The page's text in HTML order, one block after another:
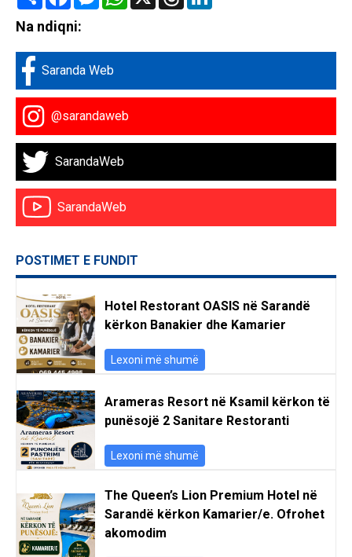
Na ndiqni:
Saranda Web
@sarandaweb
SarandaWeb
SarandaWeb
POSTIMET E FUNDIT
Hotel Restorant OASIS në Sarandë
kërkon Banakier dhe Kamarier
Lexoni më shumë
Arameras Resort në Ksamil kërkon të
punësojë 2 Sanitare Restoranti
Lexoni më shumë
The Queen’s Lion Premium Hotel në
Sarandë kërkon Kamarier/e. Ofrohet
akomodim